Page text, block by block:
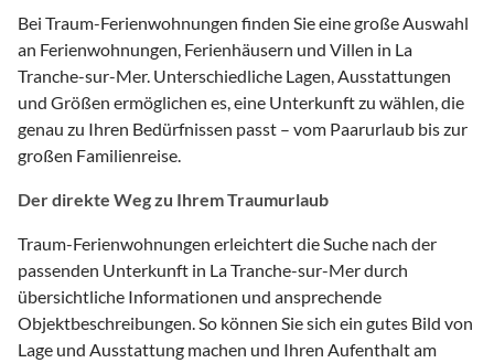
Bei Traum-Ferienwohnungen finden Sie eine große Auswahl
an Ferienwohnungen, Ferienhäusern und Villen in La
Tranche-sur-Mer. Unterschiedliche Lagen, Ausstattungen
und Größen ermöglichen es, eine Unterkunft zu wählen, die
genau zu Ihren Bedürfnissen passt – vom Paarurlaub bis zur
großen Familienreise.
Der direkte Weg zu Ihrem Traumurlaub
Traum-Ferienwohnungen erleichtert die Suche nach der
passenden Unterkunft in La Tranche-sur-Mer durch
übersichtliche Informationen und ansprechende
Objektbeschreibungen. So können Sie sich ein gutes Bild von
Lage und Ausstattung machen und Ihren Aufenthalt am